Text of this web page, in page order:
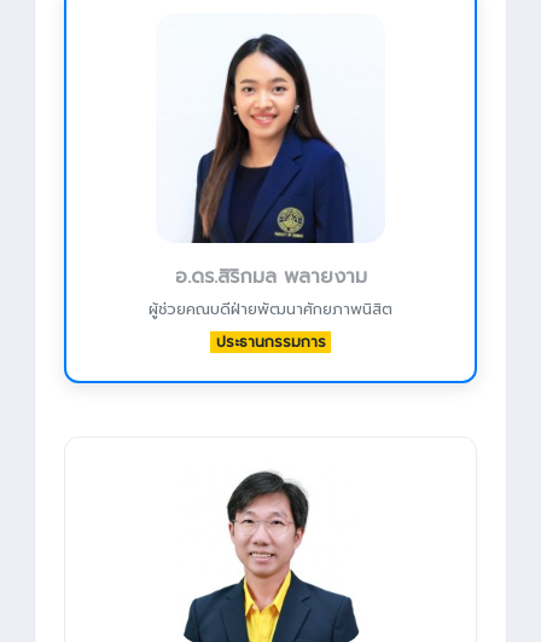
อ.ดร.สิริกมล พลายงาม
ผู้ช่วยคณบดีฝ่ายพัฒนาศักยภาพนิสิต
ประธานกรรมการ